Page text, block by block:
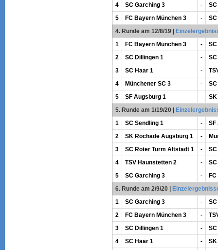
4
SC Garching 3 -
5
FC Bayern München 3 -
4. Runde am 12/8/19|
1
FC Bayern München 3 -
2
SC Dillingen 1 -
3
SC Haar 1 -
4
Münchener SC 3 -
5
SF Augsburg 1 -
5. Runde am 1/19/20|
1
SC Sendling 1 -
SF
2
SK Rochade Augsburg 1 -
3
SC Roter Turm Altstadt 1 -
4
TSV Haunstetten 2 -
5
SC Garching 3 -
6. Runde am 2/9/20|
1
SC Garching 3 -
2
FC Bayern München 3 -
3
SC Dillingen 1 -
4
SC Haar 1 -